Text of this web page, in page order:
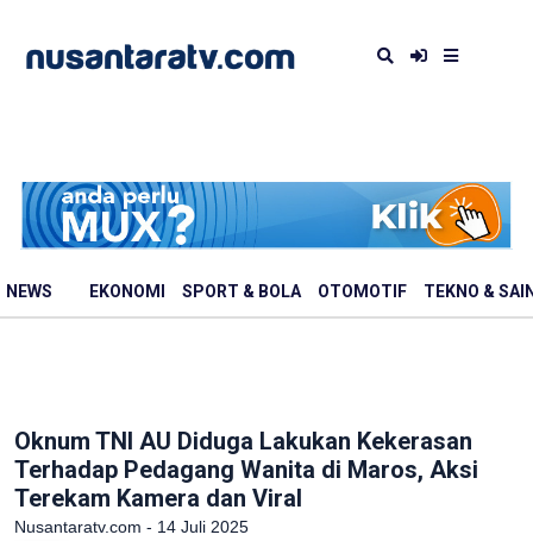
NEWS EKONOMI SPORT & BOLA OTOMOTIF TEKNO &
Oknum TNI AU Diduga Lakukan Kekerasan
Terhadap Pedagang Wanita di Maros, Aksi
Terekam Kamera dan Viral
Nusantaratv.com - 14 Juli 2025